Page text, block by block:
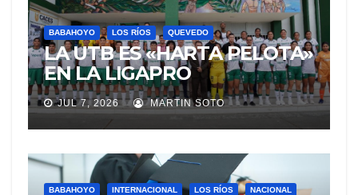
BABAHOYO LOS RÍOS QUEVEDO
LA UTB ES «HARTA PELOTA»
EN LA LIGAPRO
UNIVERSITARIA VAPORAL
JUL 7, 2026 MARTIN SOTO
BABAHOYO INTERNACIONAL LOS RÍOS NACIONAL